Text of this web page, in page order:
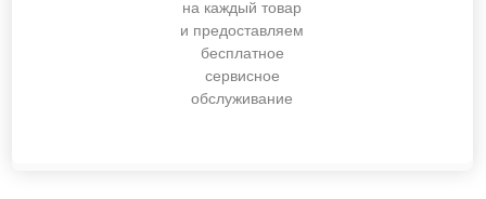
на каждый товар
и предоставляем
бесплатное
сервисное
обслуживание